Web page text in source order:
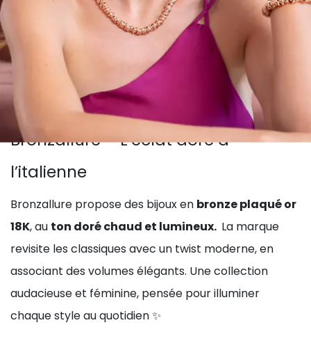
Bronzallure – L’éclat doré à
l’italienne
Bronzallure propose des bijoux en bronze plaqué or
18K, au ton doré chaud et lumineux. La marque
revisite les classiques avec un twist moderne, en
associant des volumes élégants. Une collection
audacieuse et féminine, pensée pour illuminer
chaque style au quotidien ✨